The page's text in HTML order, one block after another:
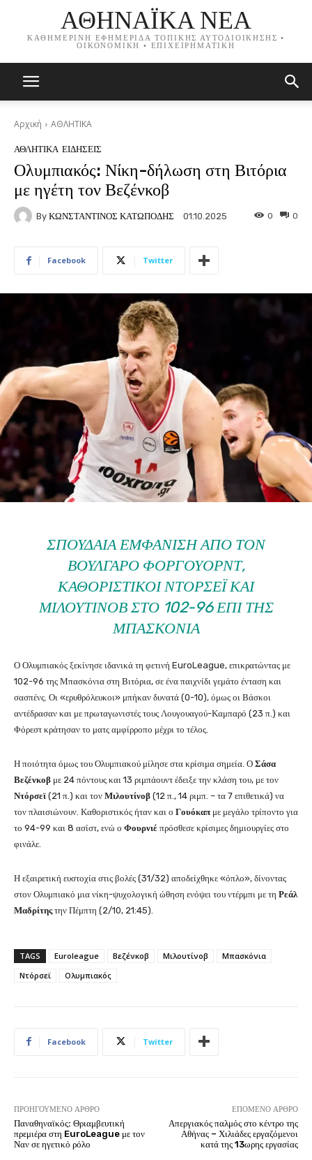
ΑΘΗΝΑΪΚΑ ΝΕΑ
ΚΑΘΗΜΕΡΙΝΗ ΕΦΗΜΕΡΙΔΑ ΤΟΠΙΚΗΣ ΑΥΤΟΔΙΟΙΚΗΣΗΣ •
ΟΙΚΟΝΟΜΙΚΗ • ΕΠΙΧΕΙΡΗΜΑΤΙΚΗ
Αρχική ΑΘΛΗΤΙΚΑ
ΑΘΛΗΤΙΚΑ ΕΙΔΗΣΕΙΣ
Ολυμπιακός: Νίκη-δήλωση στη Βιτόρια
με ηγέτη τον Βεζένκοβ
By ΚΩΝΣΤΑΝΤΙΝΟΣ ΚΑΤΩΠΟΔΗΣ 01.10.2025 0
0
Facebook Twitter
ΣΠΟΥΔΑΊΑ ΕΜΦΆΝΙΣΗ ΑΠΌ ΤΟΝ
ΒΟΎΛΓΑΡΟ ΦΌΡΓΟΥΟΡΝΤ,
ΚΑΘΟΡΙΣΤΙΚΟΊ ΝΤΌΡΣΕΪ ΚΑΙ
ΜΙΛΟΥΤΊΝΟΒ ΣΤΟ 102-96 ΕΠΊ ΤΗΣ
ΜΠΑΣΚΌΝΙΑ
Ο Ολυμπιακός ξεκίνησε ιδανικά τη φετινή EuroLeague, επικρατώντας με
102-96 της Μπασκόνια στη Βιτόρια, σε ένα παιχνίδι γεμάτο ένταση και
σασπένς. Οι «ερυθρόλευκοι» μπήκαν δυνατά (0-10), όμως οι Βάσκοι
αντέδρασαν και με πρωταγωνιστές τους Λουγουαγού-Καμπαρό (23 π.) και
Φόρεστ κράτησαν το ματς αμφίρροπο μέχρι το τέλος.
Η ποιότητα όμως του Ολυμπιακού μίλησε στα κρίσιμα σημεία. Ο Σάσα
Βεζένκοβ με 24 πόντους και 13 ριμπάουντ έδειξε την κλάση του, με τον
Ντόρσεϊ (21 π.) και τον Μιλουτίνοβ (12 π., 14 ριμπ. – τα 7 επιθετικά) να
τον πλαισιώνουν. Καθοριστικός ήταν και ο Γουόκαπ με μεγάλο τρίποντο για
το 94-99 και 8 ασίστ, ενώ ο Φουρνιέ πρόσθεσε κρίσιμες δημιουργίες στο
φινάλε.
Η εξαιρετική ευστοχία στις βολές (31/32) αποδείχθηκε «όπλο», δίνοντας
στον Ολυμπιακό μια νίκη-ψυχολογική ώθηση ενόψει του ντέρμπι με τη Ρεάλ
Μαδρίτηςτην Πέμπτη (2/10, 21:45).
TAGS Euroleague Βεζένκοβ Μιλουτίνοβ
Μπασκόνια
Ντόρσεϊ
Ολυμπιακός
Facebook Twitter
ΠΡΟΗΓΟΎΜΕΝΟ ΆΡΘΡΟ
Παναθηναϊκός: Θριαμβευτική
πρεμιέρα στη EuroLeague με τον
Ναν σε ηγετικό ρόλο
ΕΠΌΜΕΝΟ ΆΡΘΡΟ
Απεργιακός παλμός στο κέντρο της
Αθήνας – Χιλιάδες εργαζόμενοι
κατά της 13ωρης εργασίας